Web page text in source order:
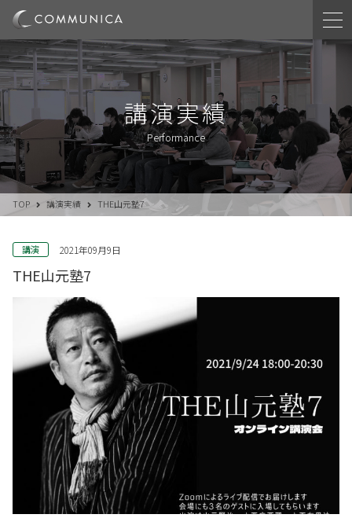
講演実績
Performance
TOP 講演実績 THE山元塾7
講演 2021年09月9日
THE山元塾7